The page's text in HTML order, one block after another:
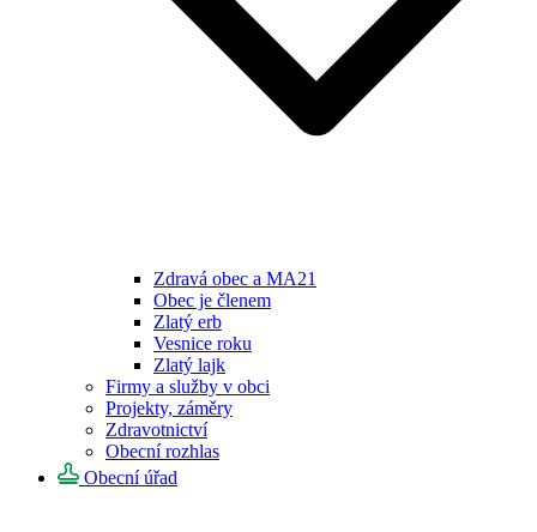
Zdravá obec a MA21
Obec je členem
Zlatý erb
Vesnice roku
Zlatý lajk
Firmy a služby v obci
Projekty, záměry
Zdravotnictví
Obecní rozhlas
Obecní úřad